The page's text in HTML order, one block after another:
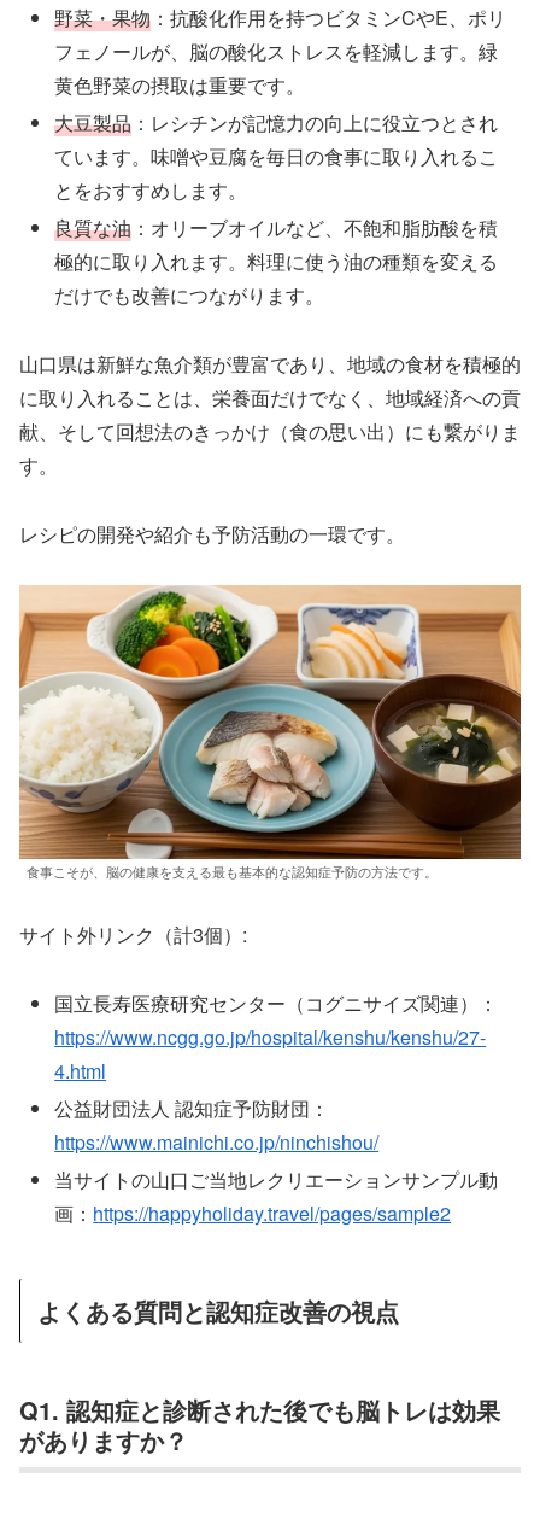
野菜・果物 ：抗酸化作用を持つビタミンCやE、ポリ
フェノールが、脳の酸化ストレスを軽減します。緑
黄色野菜の摂取は重要です。
大豆製品 ：レシチンが記憶力の向上に役立つとされ
ています。味噌や豆腐を毎日の食事に取り入れるこ
とをおすすめします。
良質な油 ：オリーブオイルなど、不飽和脂肪酸を積
極的に取り入れます。料理に使う油の種類を変える
だけでも改善につながります。
山口県は新鮮な魚介類が豊富であり、地域の食材を積極的
に取り入れることは、栄養面だけでなく、地域経済への貢
献、そして回想法のきっかけ（食の思い出）にも繋がりま
す。
レシピの開発や紹介も予防活動の一環です。
食事こそが、脳の健康を支える最も基本的な認知症予防の方法です。
サイト外リンク（計3個）:
国立長寿医療研究センター（コグニサイズ関連）：
https://www.ncgg.go.jp/hospital/kenshu/kenshu/27-
4.html
公益財団法人 認知症予防財団：
https://www.mainichi.co.jp/ninchishou/
当サイトの山口ご当地レクリエーションサンプル動
画： https://happyholiday.travel/pages/sample2
よくある質問と認知症改善の視点
Q1. 認知症と診断された後でも脳トレは効果
がありますか？